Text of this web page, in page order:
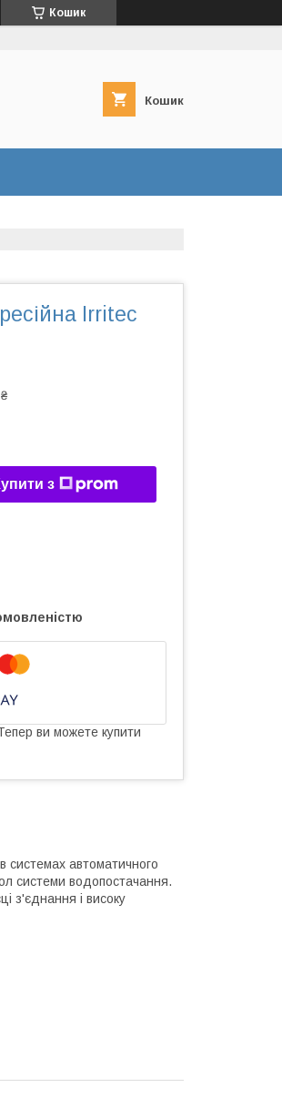
Кошик
Кошик
Irritec
з
ви можете купити
системах автоматичного
системи водопостачання.
з'єднання і високу